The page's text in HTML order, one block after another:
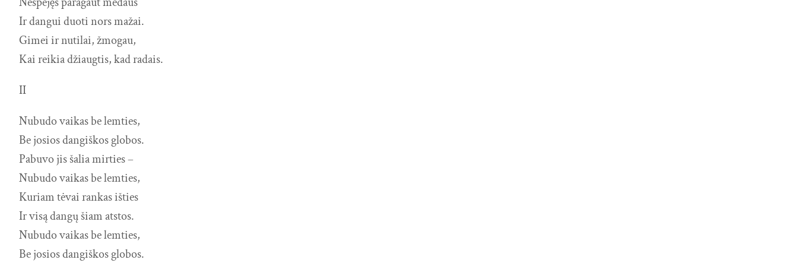
Ir dangui duoti nors mažai.
Gimei ir nutilai, žmogau,
Kai reikia džiaugtis, kad radais.
II
Nubudo vaikas be lemties,
Be josios dangiškos globos.
Pabuvo jis šalia mirties –
Nubudo vaikas be lemties,
Kuriam tėvai rankas išties
Ir visą dangų šiam atstos.
Nubudo vaikas be lemties,
Be josios dangiškos globos.